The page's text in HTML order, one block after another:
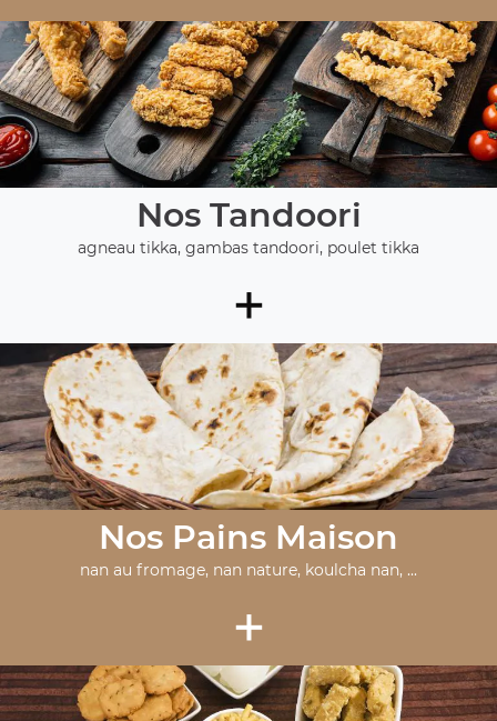
Nos Tandoori
agneau tikka, gambas tandoori, poulet tikka
+
Nos Pains Maison
nan au fromage, nan nature, koulcha nan, ...
+